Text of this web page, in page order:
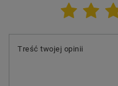
Treść twojej opinii